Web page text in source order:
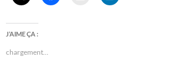
J’AIME ÇA :
chargement…